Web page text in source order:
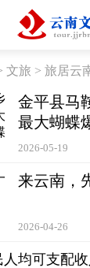
文旅 >旅居云
金平县马
最大蝴蝶
蝶变
2026-05-19
来云南，
2026-04-26
均可支配收